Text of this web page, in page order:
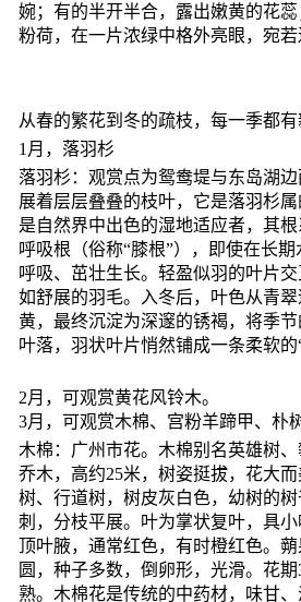
婉；有的半开半合，露出嫩黄的花
粉荷，在一片浓绿中格外亮眼，宛若
从春的繁花到冬的疏枝，每一季都有
1月，落羽杉
落羽杉：观赏点为鸳鸯堤与东岛湖
展着层层叠叠的枝叶，它是落羽杉
是自然界中出色的湿地适应者，其
呼吸根（俗称“膝根”），即使在长
呼吸、茁壮生长。轻盈似羽的叶片
如舒展的羽毛。入冬后，叶色从青
黄，最终沉淀为深邃的锈褐，将季
叶落，羽状叶片悄然铺成一条柔软的
2月，可观赏黄花风铃木。
3月，可观赏木棉、宫粉羊蹄甲、朴
木棉：广州市花。木棉别名英雄树
乔木，高约25米，树姿挺拔，花大
树、行道树，树皮灰白色，幼树的
刺，分枝平展。叶为掌状复叶，具
顶叶腋，通常红色，有时橙红色。
圆，种子多数，倒卵形，光滑。花
熟。木棉花是传统的中药材，味甘、